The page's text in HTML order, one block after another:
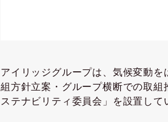
アイリッジグループは、気候変動
組方針立案・グループ横断での取
ステナビリティ委員会」を設置して